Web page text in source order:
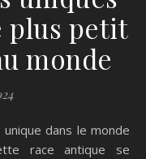
plus petit
monde
race antique se